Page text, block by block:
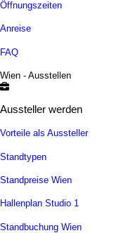
Öffnungszeiten
Anreise
FAQ
Wien - Ausstellen
Aussteller werden
Vorteile als Aussteller
Standtypen
Standpreise Wien
Hallenplan Studio 1
Standbuchung Wien